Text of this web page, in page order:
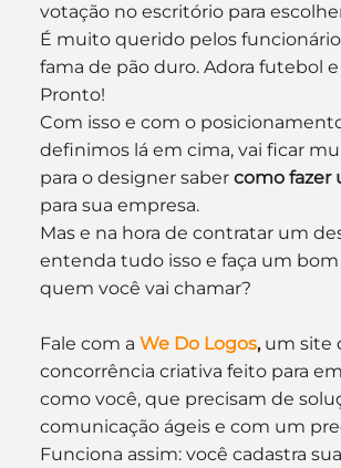
votação no escritório para
É muito querido pelos
fama de pão duro. Adora futebol
Pronto!
Com isso e com o
definimos lá em cima, vai ficar
para o designer saber como fazer
para sua empresa.
Mas e na hora de contratar um
entenda tudo isso e faça um
quem você vai chamar?
Fale com a We Do Logos, um site
concorrência criativa feito para
como você, que precisam de
comunicação ágeis e com um
Funciona assim: você cadastra